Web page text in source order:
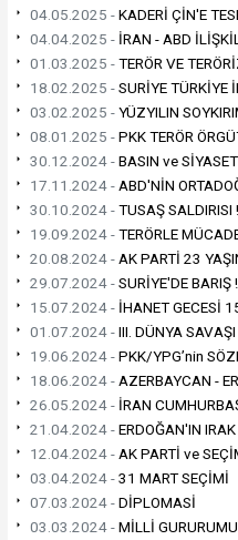
04.05.2025 -KADERİ ÇİN'E
04.04.2025 - İRAN - ABD
01.03.2025 -TERÖR VE
18.02.2025 -SURİYE TÜRKİYE
03.02.2025 -YÜZYILIN
08.01.2025 -PKK TERÖR
30.12.2024 -BASIN ve SİYASET
17.11.2024 - ABD'NİN
30.10.2024 -TUSAŞ SALDIRISI !..
19.09.2024 -TERÖRLE
20.08.2024 - AK PARTİ 23
29.07.2024 -SURİYE'DE BARIŞ !..
15.07.2024 - İHANET GECESİ
01.07.2024 -III. DÜNYA SAVAŞI
19.06.2024 -PKK/YPG’nin
18.06.2024 - AZERBAYCAN -
26.05.2024 - İRAN
21.04.2024 -ERDOĞAN'IN IRAK
12.04.2024 - AK PARTİ ve
03.04.2024 -31 MART SEÇİMİ
07.03.2024 -DİPLOMASİ
03.03.2024 -MİLLİ